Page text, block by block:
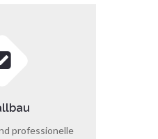
professionelle